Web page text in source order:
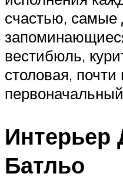
счастью, самые
вестибюль,
столовая,
Интерьер
Батльо